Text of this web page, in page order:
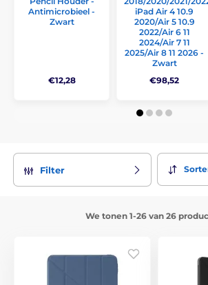
Antimicrobieel -
Zwart
€12,28
iPad Air 4 10.9
2020/Air 5 10.9
2022/Air 6 11
2024/Air 7 11
2025/Air 8 11 2026 -
Zwart
€98,52
Filter
We tonen 1-26 van 26